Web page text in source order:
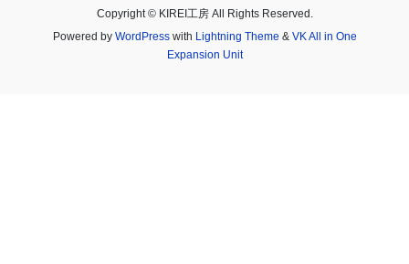
Copyright © KIREI工房 All Rights Reserved.
Powered by WordPresswith Lightning Theme & VK All in One
Expansion Unit